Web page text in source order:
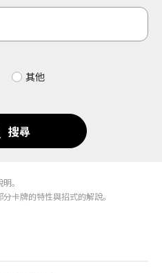
其他
搜尋
。
卡牌的特性與招式的解說。